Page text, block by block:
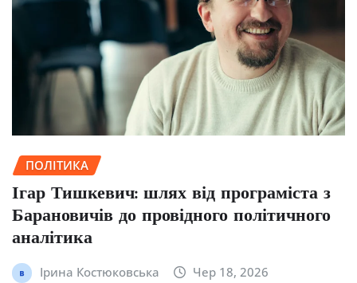
ПОЛІТИКА
Ігар Тишкевич: шлях від програміста з
Барановичів до провідного політичного
аналітика
Ірина Костюковська Чер 18, 2026